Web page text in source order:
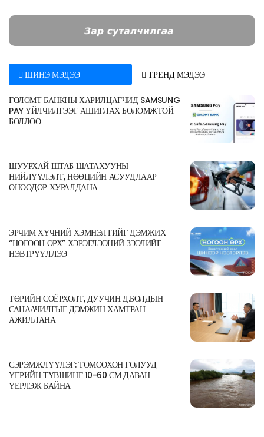
ШИНЭ МЭДЭЭ ТРЕНД МЭДЭЭ
ГОЛОМТ БАНКНЫ ХАРИЛЦАГЧИД SAMSUNG
PAY ҮЙЛЧИЛГЭЭГ АШИГЛАХ БОЛОМЖТОЙ
БОЛЛОО
ШУУРХАЙ ШТАБ ШАТАХУУНЫ
НИЙЛҮҮЛЭЛТ, НӨӨЦИЙН АСУУДЛААР
ӨНӨӨДӨР ХУРАЛДАНА
ЭРЧИМ ХҮЧНИЙ ХЭМНЭЛТИЙГ ДЭМЖИХ
“НОГООН ӨРХ” ХЭРЭГЛЭЭНИЙ ЗЭЭЛИЙГ
НЭВТРҮҮЛЛЭЭ
ТӨРИЙН СОЁРХОЛТ, ДУУЧИН Д.БОЛДЫН
САНААЧИЛГЫГ ДЭМЖИН ХАМТРАН
АЖИЛЛАНА
СЭРЭМЖЛҮҮЛЭГ: ТОМООХОН ГОЛУУД
ҮЕРИЙН ТҮВШИНГ 10-60 СМ ДАВАН
ҮЕРЛЭЖ БАЙНА